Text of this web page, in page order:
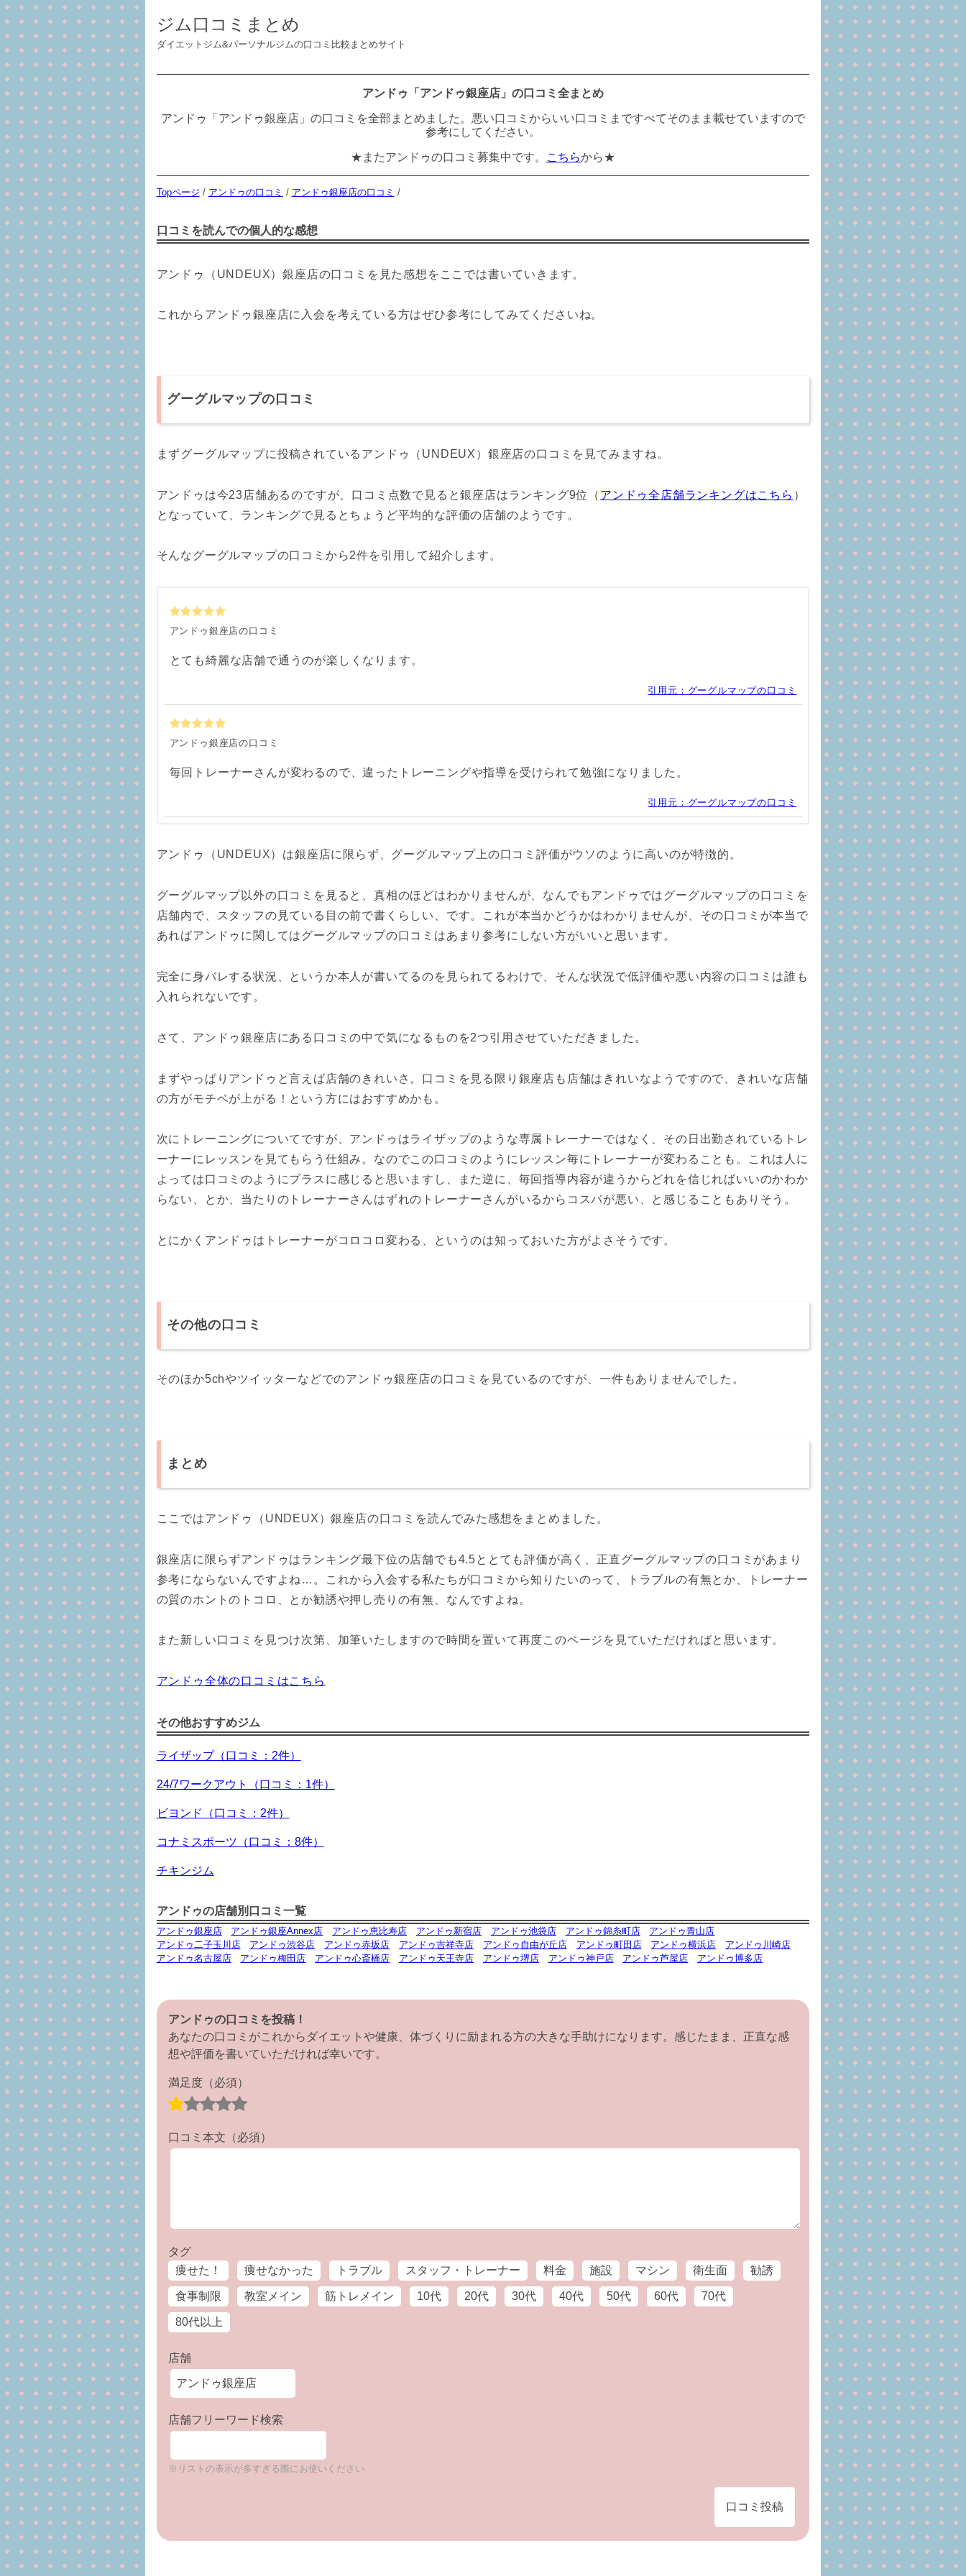
ジム口コミまとめ
ダイエットジム&パーソナルジムの口コミ比較まとめサイト
アンドゥ「アンドゥ銀座店」の口コミ全まとめ
アンドゥ「アンドゥ銀座店」の口コミを全部まとめました。悪い口コミからいい口コミまですべてそのまま載せていますので
参考にしてください。
★またアンドゥの口コミ募集中です。 こちらから★
Topページ / アンドゥの口コミ / アンドゥ銀座店の口コミ /
口コミを読んでの個人的な感想
アンドゥ（UNDEUX）銀座店の口コミを見た感想をここでは書いていきます。
これからアンドゥ銀座店に入会を考えている方はぜひ参考にしてみてくださいね。
グーグルマップの口コミ
まずグーグルマップに投稿されているアンドゥ（UNDEUX）銀座店の口コミを見てみますね。
アンドゥは今23店舗あるのですが、口コミ点数で見ると銀座店はランキング9位（ アンドゥ全店舗ランキングはこちら ）
となっていて、ランキングで見るとちょうど平均的な評価の店舗のようです。
そんなグーグルマップの口コミから2件を引用して紹介します。
アンドゥ銀座店の口コミ
とても綺麗な店舗で通うのが楽しくなります。
引用元：グーグルマップの口コミ
アンドゥ銀座店の口コミ
毎回トレーナーさんが変わるので、違ったトレーニングや指導を受けられて勉強になりました。
引用元：グーグルマップの口コミ
アンドゥ（UNDEUX）は銀座店に限らず、グーグルマップ上の口コミ評価がウソのように高いのが特徴的。
グーグルマップ以外の口コミを見ると、真相のほどはわかりませんが、なんでもアンドゥではグーグルマップの口コミを
店舗内で、スタッフの見ている目の前で書くらしい、です。これが本当かどうかはわかりませんが、その口コミが本当で
あればアンドゥに関してはグーグルマップの口コミはあまり参考にしない方がいいと思います。
完全に身バレする状況、というか本人が書いてるのを見られてるわけで、そんな状況で低評価や悪い内容の口コミは誰も
入れられないです。
さて、アンドゥ銀座店にある口コミの中で気になるものを2つ引用させていただきました。
まずやっぱりアンドゥと言えば店舗のきれいさ。口コミを見る限り銀座店も店舗はきれいなようですので、きれいな店舗
の方がモチベが上がる！という方にはおすすめかも。
次にトレーニングについてですが、アンドゥはライザップのような専属トレーナーではなく、その日出勤されているトレ
ーナーにレッスンを見てもらう仕組み。なのでこの口コミのようにレッスン毎にトレーナーが変わることも。これは人に
よっては口コミのようにプラスに感じると思いますし、また逆に、毎回指導内容が違うからどれを信じればいいのかわか
らない、とか、当たりのトレーナーさんはずれのトレーナーさんがいるからコスパが悪い、と感じることもありそう。
とにかくアンドゥはトレーナーがコロコロ変わる、というのは知っておいた方がよさそうです。
その他の口コミ
そのほか5chやツイッターなどでのアンドゥ銀座店の口コミを見ているのですが、一件もありませんでした。
まとめ
ここではアンドゥ（UNDEUX）銀座店の口コミを読んでみた感想をまとめました。
銀座店に限らずアンドゥはランキング最下位の店舗でも4.5ととても評価が高く、正直グーグルマップの口コミがあまり
参考にならないんですよね…。これから入会する私たちが口コミから知りたいのって、トラブルの有無とか、トレーナー
の質のホントのトコロ、とか勧誘や押し売りの有無、なんですよね。
また新しい口コミを見つけ次第、加筆いたしますので時間を置いて再度このページを見ていただければと思います。
アンドゥ全体の口コミはこちら
その他おすすめジム
ライザップ（口コミ：2件）
24/7ワークアウト（口コミ：1件）
ビヨンド（口コミ：2件）
コナミスポーツ（口コミ：8件）
チキンジム
アンドゥの店舗別口コミ一覧
アンドゥ銀座店 アンドゥ銀座Annex店 アンドゥ恵比寿店 アンドゥ新宿店 アンドゥ池袋店 アンドゥ錦糸町店
アンドゥ青山店
アンドゥ二子玉川店
アンドゥ渋谷店 アンドゥ赤坂店 アンドゥ吉祥寺店 アンドゥ自由が丘店 アンドゥ町田店 アンドゥ横浜店
アンドゥ川崎店
アンドゥ名古屋店
アンドゥ梅田店 アンドゥ心斎橋店 アンドゥ天王寺店 アンドゥ堺店 アンドゥ神戸店 アンドゥ芦屋店 アンドゥ博多店
アンドゥの口コミを投稿！
あなたの口コミがこれからダイエットや健康、体づくりに励まれる方の大きな手助けになります。感じたまま、正直な感
想や評価を書いていただければ幸いです。
満足度（必須）
口コミ本文 （必須）
タグ
痩せた！
痩せなかった トラブル スタッフ・トレーナー 料金 施設 マシン 衛生面 勧誘
食事制限 教室メイン 筋トレメイン 10代 20代 30代 40代 50代 60代 70代
80代以上
店舗
店舗フリーワード検索
※リストの表示が多すぎる際にお使いください
口コミ投稿